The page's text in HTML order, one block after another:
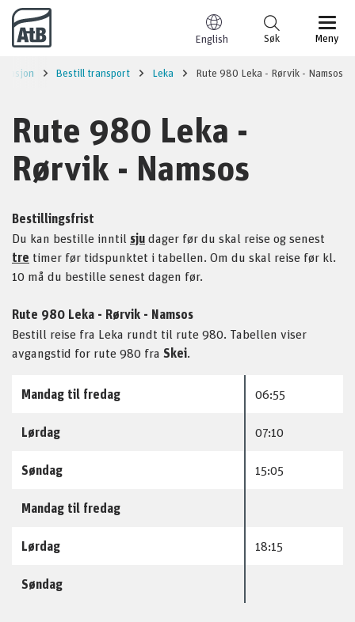
Til innhold
English Meny
Søk
Bestill transport Leka Rute 980 Leka - Rørvik - Namsos
Rute 980 Leka -
Rørvik - Namsos
Bestillingsfrist
Du kan bestille inntil sju dager før du skal reise og senest
tre timer før tidspunktet i tabellen. Om du skal reise før kl.
10 må du bestille senest dagen før.
Rute 980 Leka - Rørvik - Namsos
Bestill reise fra Leka rundt til rute 980. Tabellen viser
avgangstid for rute 980 fra Skei.
Mandag til fredag 06:55
Lørdag 07:10
Søndag 15:05
Mandag til fredag
Lørdag 18:15
Søndag